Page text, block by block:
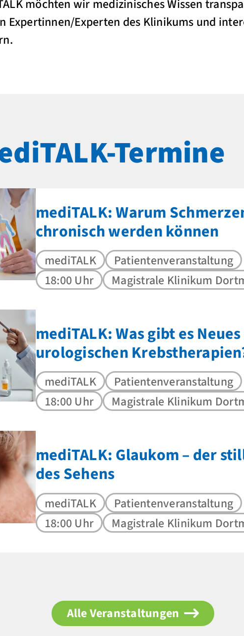
möchten wir medizinisches Wissen
Expertinnen/Experten des Klinikums und
Termine
mediTALK: Warum
chronisch werden können
mediTALK
Patientenveranstaltung
18:00 Uhr
Magistrale Klinikum
mediTALK: Was gibt es
urologischen
mediTALK
Patientenveranstaltung
18:00 Uhr
Magistrale Klinikum
mediTALK: Glaukom – der
des Sehens
mediTALK
Patientenveranstaltung
18:00 Uhr
Magistrale Klinikum
Alle Veranstaltungen